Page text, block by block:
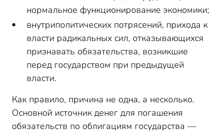
нормальное функционирование экономики;
внутриполитических потрясений, прихода к
власти радикальных сил, отказывающихся
признавать обязательства, возникшие
перед государством при предыдущей
власти.
Как правило, причина не одна, а несколько.
Основной источник денег для погашения
обязательств по облигациям государства —